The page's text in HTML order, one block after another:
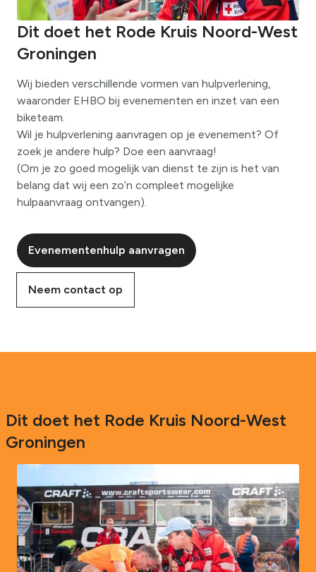
Dit doet het Rode Kruis Noord-West
Groningen
Wij bieden verschillende vormen van hulpverlening,
waaronder EHBO bij evenementen en inzet van een
biketeam.
Wil je hulpverlening aanvragen op je evenement? Of
zoek je andere hulp? Doe een aanvraag!
(Om je zo goed mogelijk van dienst te zijn is het van
belang dat wij een zo’n compleet mogelijke
hulpaanvraag ontvangen).
Evenementenhulp aanvragen
Neem contact op
Dit doet het Rode Kruis Noord-West
Groningen